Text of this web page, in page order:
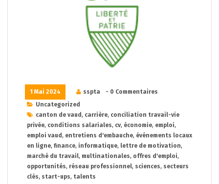
1 Mai 2024 sspta
- 0 Commentaires
Uncategorized
canton de vaud , carrière, conciliation travail-vie
privée, conditions salariales, cv, économie, emploi,
emploi vaud , entretiens d'embauche, événements locaux
en ligne, finance, informatique, lettre de motivation,
marché du travail, multinationales, offres d'emploi,
opportunités, réseau professionnel, sciences, secteurs
clés, start-ups, talents